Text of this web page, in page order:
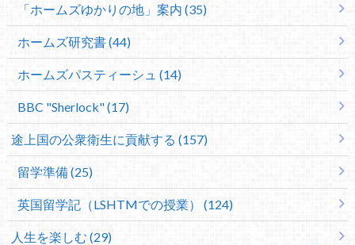
「ホームズゆかりの地」案内 (35)
ホームズ研究書 (44)
ホームズパスティーシュ (14)
BBC "Sherlock" (17)
途上国の公衆衛生に貢献する (157)
留学準備 (25)
英国留学記（LSHTMでの授業） (124)
人生を楽しむ (29)